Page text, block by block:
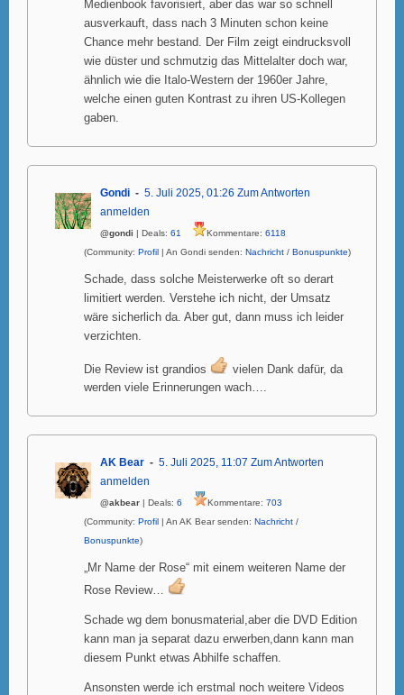
Medienbook favorisiert, aber das war so schnell
ausverkauft, dass nach 3 Minuten schon keine
Chance mehr bestand. Der Film zeigt eindrucksvoll
wie düster und schmutzig das Mittelalter doch war,
ähnlich wie die Italo-Western der 1960er Jahre,
welche einen guten Kontrast zu ihren US-Kollegen
gaben.
Gondi 5. Juli 2025, 01:26 Zum Antworten
anmelden
@gondi | Deals: 61 Kommentare: 6118
(Community: Profil | An Gondi senden: Nachricht / Bonuspunkte)
Schade, dass solche Meisterwerke oft so derart
limitiert werden. Verstehe ich nicht, der Umsatz
wäre sicherlich da. Aber gut, dann muss ich leider
verzichten.
Die Review ist grandios
vielen Dank dafür, da
werden viele Erinnerungen wach….
AK Bear 5. Juli 2025, 11:07 Zum Antworten
anmelden
@akbear | Deals: 6 Kommentare: 703
(Community: Profil | An AK Bear senden: Nachricht /
Bonuspunkte)
„Mr Name der Rose“ mit einem weiteren Name der
Rose Review…
Schade wg dem bonusmaterial,aber die DVD Edition
kann man ja separat dazu erwerben,dann kann man
diesem Punkt etwas Abhilfe schaffen.
Ansonsten werde ich erstmal noch weitere Videos